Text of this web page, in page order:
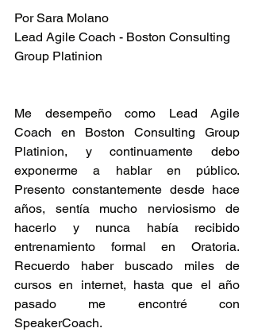
Por Sara Molano
Lead Agile Coach - Boston Consulting
Group Platinion
Me desempeño como Lead Agile
Coach en Boston Consulting Group
Platinion, y continuamente debo
exponerme a hablar en público.
Presento constantemente desde hace
años, sentía mucho nerviosismo de
hacerlo y nunca había recibido
entrenamiento formal en Oratoria.
Recuerdo haber buscado miles de
cursos en internet, hasta que el año
pasado me encontré con
SpeakerCoach.